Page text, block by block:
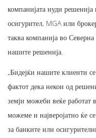
компанијата нуди решенија
осигурител, MGA или
таква компанија во
нашите решенија.
„Бидејќи нашите клиенти
фактот дека некои од
земји можеби веќе работат
можеме и најверојатно ќе
за банките или